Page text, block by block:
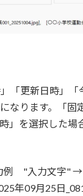
「更新日時」
なります。「
」を選択した
例 "入力文字"
年09月25日